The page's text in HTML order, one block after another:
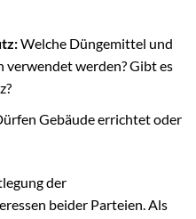
Welche Düngemittel und
werden? Gibt es
Gebäude errichtet oder
der
beider Parteien. Als